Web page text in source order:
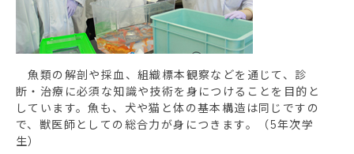
魚類の解剖や採血、組織標本観察などを通じて、診
断・治療に必須な知識や技術を身につけることを目的と
しています。魚も、犬や猫と体の基本構造は同じですの
で、獣医師としての総合力が身につきます。（5年次学
生）